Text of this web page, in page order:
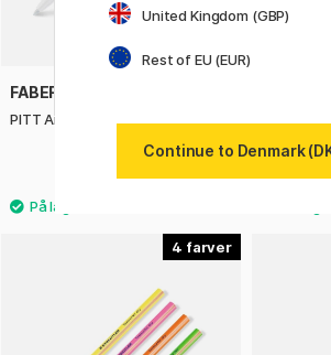
FABER-CASTELL
PITT Artist Pen White 1.5 mm
32 KR
4
United Kingdom (GBP)
Rest of EU (EUR)
Continue to Denmark